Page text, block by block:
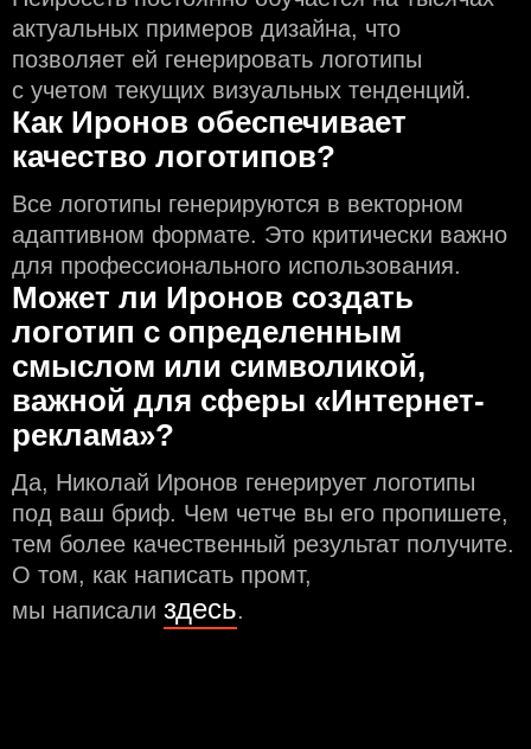
актуальных примеров дизайна, что
позволяет ей генерировать логотипы
с учeтом текущих визуальных тенденций.
Как Иронов обеспечивает
качество логотипов?
Все логотипы генерируются в векторном
адаптивном формате. Это критически важно
для профессионального использования.
Может ли Иронов создать
логотип с определeнным
смыслом или символикой,
важной для сферы «Интернет-
реклама»?
Да, Николай Иронов генерирует логотипы
под ваш бриф. Чем чeтче вы его пропишете,
тем более качественный результат получите.
О том, как написать промт,
мы написали здесь.